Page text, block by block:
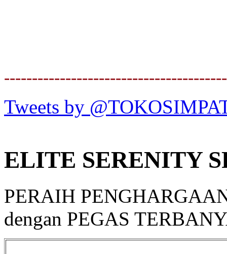
Tweets by
ELITE SERENITY
PERAIH
dengan PEGAS